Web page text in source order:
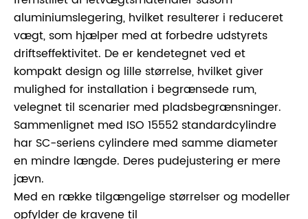
aluminiumslegering, hvilket resulterer i reduceret
vægt, som hjælper med at forbedre udstyrets
driftseffektivitet. De er kendetegnet ved et
kompakt design og lille størrelse, hvilket giver
mulighed for installation i begrænsede rum,
velegnet til scenarier med pladsbegrænsninger.
Sammenlignet med ISO 15552 standardcylindre
har SC-seriens cylindere med samme diameter
en mindre længde. Deres pudejustering er mere
jævn.
Med en række tilgængelige størrelser og modeller
opfylder de kravene til